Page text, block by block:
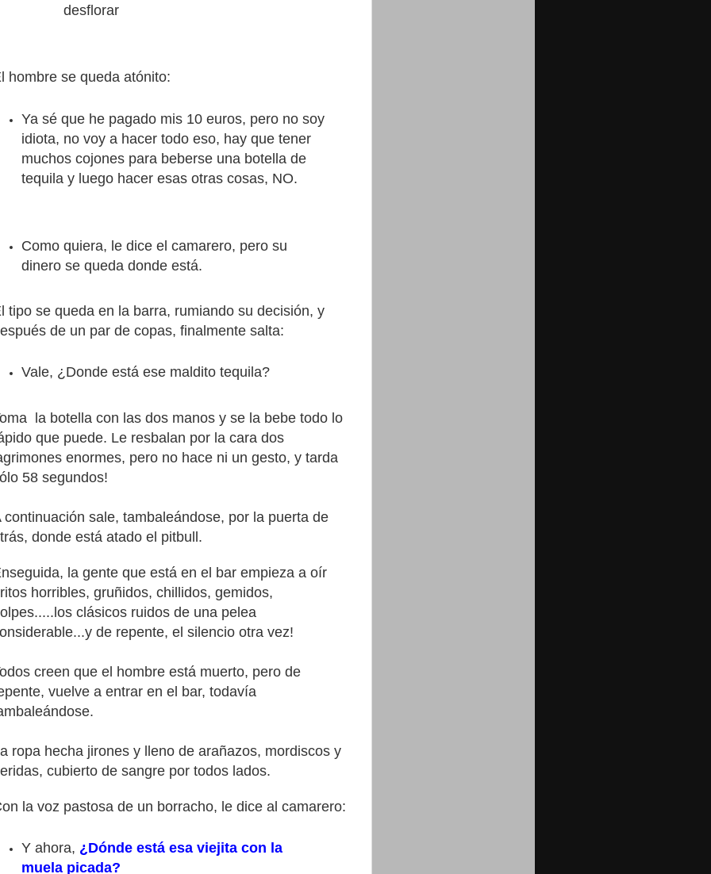
desflorar
hombre se queda atónito:
Ya sé que he pagado mis 10 euros, pero no soy
idiota, no voy a hacer todo eso, hay que tener
muchos cojones para beberse una botella de
tequila y luego hacer esas otras cosas, NO.
Como quiera, le dice el camarero, pero su
dinero se queda donde está.
tipo se queda en la barra, rumiando su decisión, y
de un par de copas, finalmente salta:
Vale, ¿Donde está ese maldito tequila?
la botella con las dos manos y se la bebe todo lo
que puede. Le resbalan por la cara dos
enormes, pero no hace ni un gesto, y tarda
58 segundos!
continuación sale, tambaleándose, por la puerta de
donde está atado el pitbull.
la gente que está en el bar empieza a oír
horribles, gruñidos, chillidos, gemidos,
clásicos ruidos de una pelea
de repente, el silencio otra vez!
creen que el hombre está muerto, pero de
vuelve a entrar en el bar, todavía
ropa hecha jirones y lleno de arañazos, mordiscos y
cubierto de sangre por todos lados.
la voz pastosa de un borracho, le dice al camarero:
Y ahora, ¿Dónde está esa viejita con la
muela picada?